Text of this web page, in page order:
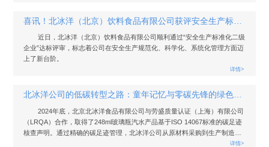
喜讯！北冰洋（北京）饮料食品有限公司获评安全生产标准化二级企业认证
近日，北冰洋（北京）饮料食品有限公司顺利通过“安全生产标准化二级
企业”达标评审，标志着公司在安全生产规范化、科学化、系统化管理方面迈
上了新台阶。
详情>
北冰洋公司的低碳转型之路：童年记忆与零碳先锋的绿色邂逅
2024年底，北京北冰洋食品有限公司与劳盛质量认证（上海）有限公司
（LRQA）合作，取得了248ml玻璃瓶汽水产品基于ISO 14067标准的碳足迹
核查声明。通过精确的碳足迹管理，北冰洋公司从原材料采购到生产制造，
详情>